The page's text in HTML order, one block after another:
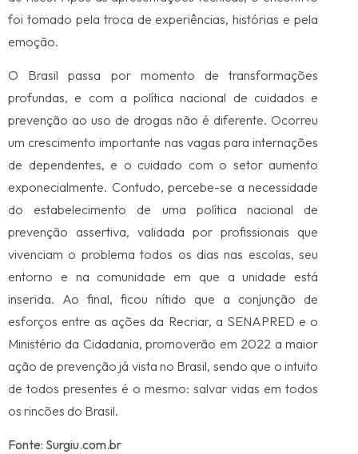
foi tomado pela troca de experiências, histórias e pela
emoção.
O Brasil passa por momento de transformações
profundas, e com a política nacional de cuidados e
prevenção ao uso de drogas não é diferente. Ocorreu
um crescimento importante nas vagas para internações
de dependentes, e o cuidado com o setor aumento
exponecialmente. Contudo, percebe-se a necessidade
do estabelecimento de uma política nacional de
prevenção assertiva, validada por profissionais que
vivenciam o problema todos os dias nas escolas, seu
entorno e na comunidade em que a unidade está
inserida. Ao final, ficou nítido que a conjunção de
esforços entre as ações da Recriar, a SENAPRED e o
Ministério da Cidadania, promoverão em 2022 a maior
ação de prevenção já vista no Brasil, sendo que o intuito
de todos presentes é o mesmo: salvar vidas em todos
os rincões do Brasil.
Fonte: Surgiu.com.br